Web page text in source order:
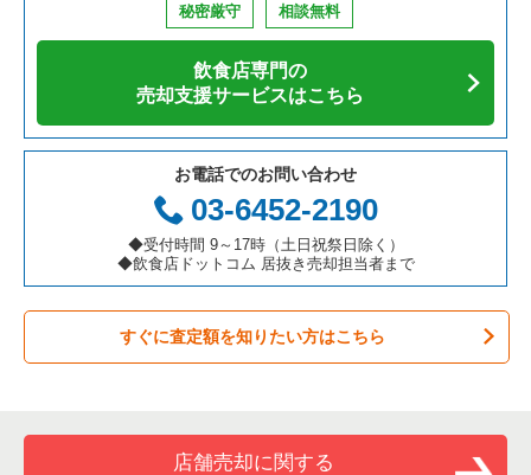
カフェの居抜き売却物件の案件一覧
テイクアウトの居抜き売却物件の案件一覧
お弁当・惣菜・デリの居抜き売却物件の案件一覧
カラオケ・パブ・スナックの居抜き売却物件の案件一覧
バーの居抜き売却物件の案件一覧
居酒屋・ダイニングバーの居抜き売却物件の案件一覧
愛知県の飲食店の居抜き売却物件の案件一覧
岐阜県の飲食店の居抜き売却物件の案件一覧
三重県の飲食店の居抜き売却物件の案件一覧
千代田区の飲食店の居抜き売却物件の案件一覧
港区の飲食店の居抜き売却物件の案件一覧
足立区の飲食店の居抜き売却物件の案件一覧
板橋区の飲食店の居抜き売却物件の案件一覧
台東区の飲食店の居抜き売却物件の案件一覧
練馬区の飲食店の居抜き売却物件の案件一覧
東京23区の焼肉の居抜き売却物件の案件一覧
東京23区の鉄板焼き・お好み焼の居抜き売却物件の案件一覧
東京23区のアジア料理の居抜き売却物件の案件一覧
東京23区のカフェの居抜き売却物件の案件一覧
東京23区のテイクアウトの居抜き売却物件の案件一覧
東京23区のお弁当・惣菜・デリの居抜き売却物件の案件一覧
東京23区のバーの居抜き売却物件の案件一覧
台東区の寿司の居抜き売却物件の案件一覧
台東区の焼肉の居抜き売却物件の案件一覧
台東区の鉄板焼き・お好み焼の居抜き売却物件の案件一覧
台東区のアジア料理の居抜き売却物件の案件一覧
台東区のカフェの居抜き売却物件の案件一覧
台東区のテイクアウトの居抜き売却物件の案件一覧
秘密厳守 相談無料
飲食店専門の
売却支援サービスはこちら
お電話でのお問い合わせ
03-6452-2190
◆受付時間 9～17時（土日祝祭日除く）
◆飲食店ドットコム 居抜き売却担当者まで
すぐに査定額を知りたい方はこちら
店舗売却に関する